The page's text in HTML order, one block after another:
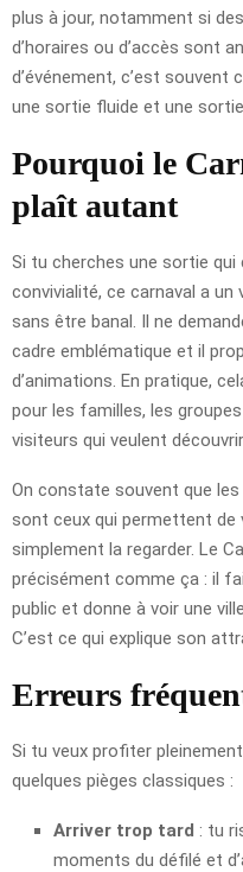
plus à jour, notamment si
d’horaires ou d’accès sont
d’événement, c’est
une sortie fluide et une
Pourquoi le
plaît autant
Si tu cherches une sortie
convivialité, ce carnaval a un
sans être banal. Il ne
cadre emblématique et il
d’animations. En pratique,
pour les familles, les
visiteurs qui veulent
On constate souvent que
sont ceux qui permettent de
simplement la regarder. Le
précisément comme ça : il
public et donne à voir une
C’est ce qui explique son
Erreurs
Si tu veux profiter
quelques pièges classiques :
Arriver trop tard : tu
moments du défilé et